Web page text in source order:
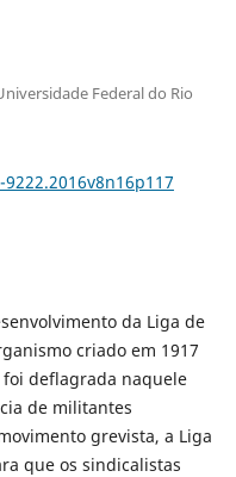
Federal do Rio
da Liga de
criado em 1917
foi deflagrada naquele
de militantes
grevista, a Liga
que os sindicalistas